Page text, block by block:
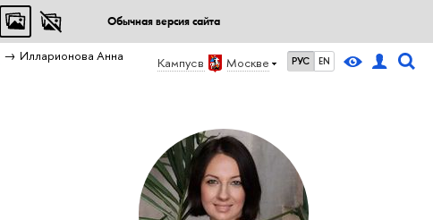
Обычная версия сайта
Кампус в Москве РУС EN
Илларионова Анна